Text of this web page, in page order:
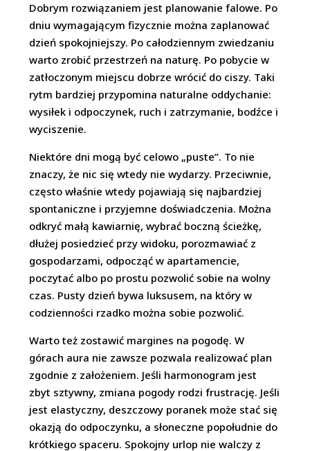
Dobrym rozwiązaniem jest planowanie falowe. Po
dniu wymagającym fizycznie można zaplanować
dzień spokojniejszy. Po całodziennym zwiedzaniu
warto zrobić przestrzeń na naturę. Po pobycie w
zatłoczonym miejscu dobrze wrócić do ciszy. Taki
rytm bardziej przypomina naturalne oddychanie:
wysiłek i odpoczynek, ruch i zatrzymanie, bodźce i
wyciszenie.
Niektóre dni mogą być celowo „puste”. To nie
znaczy, że nic się wtedy nie wydarzy. Przeciwnie,
często właśnie wtedy pojawiają się najbardziej
spontaniczne i przyjemne doświadczenia. Można
odkryć małą kawiarnię, wybrać boczną ścieżkę,
dłużej posiedzieć przy widoku, porozmawiać z
gospodarzami, odpocząć w apartamencie,
poczytać albo po prostu pozwolić sobie na wolny
czas. Pusty dzień bywa luksusem, na który w
codzienności rzadko można sobie pozwolić.
Warto też zostawić margines na pogodę. W
górach aura nie zawsze pozwala realizować plan
zgodnie z założeniem. Jeśli harmonogram jest
zbyt sztywny, zmiana pogody rodzi frustrację. Jeśli
jest elastyczny, deszczowy poranek może stać się
okazją do odpoczynku, a słoneczne popołudnie do
krótkiego spaceru. Spokojny urlop nie walczy z